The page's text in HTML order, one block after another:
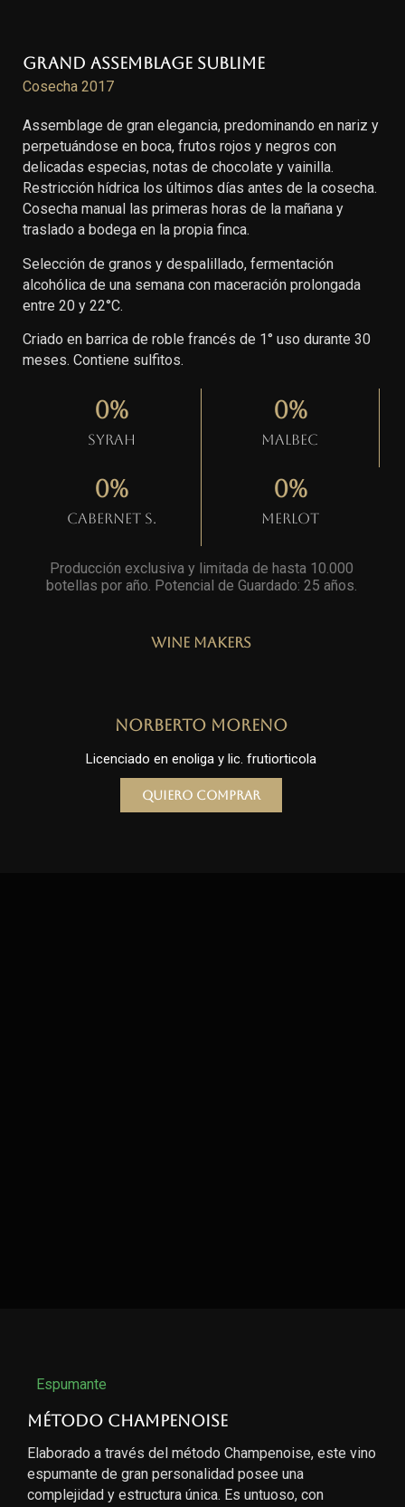
Grand Assemblage Sublime
Cosecha 2017
Assemblage de gran elegancia, predominando en nariz y
perpetuándose en boca, frutos rojos y negros con
delicadas especias, notas de chocolate y vainilla.
Restricción hídrica los últimos días antes de la cosecha.
Cosecha manual las primeras horas de la mañana y
traslado a bodega en la propia finca.
Selección de granos y despalillado, fermentación
alcohólica de una semana con maceración prolongada
entre 20 y 22°C.
Criado en barrica de roble francés de 1° uso durante 30
meses. Contiene sulfitos.
Syrah
0%
Malbec
0%
Cabernet S.
0%
Merlot
0%
Producción exclusiva y limitada de hasta 10.000
botellas por año. Potencial de Guardado: 25 años
Wine Makers
Norberto Moreno
Licenciado en enoliga y lic. frutiorticola
Quiero comprar
Espumante
Método Champenoise
Elaborado a través del método Champenoise, este vino
espumante de gran personalidad posee una
complejidad y estructura única. Es untuoso, con